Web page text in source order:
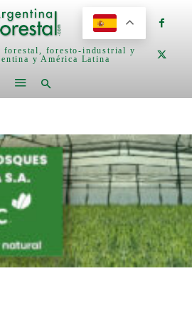
forestal, foresto-industrial y
y América Latina